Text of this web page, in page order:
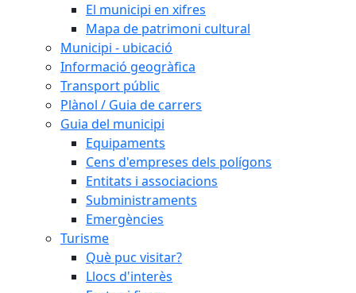
El municipi en xifres
Mapa de patrimoni cultural
Municipi - ubicació
Informació geogràfica
Transport públic
Plànol / Guia de carrers
Guia del municipi
Equipaments
Cens d'empreses dels polígons
Entitats i associacions
Subministraments
Emergències
Turisme
Què puc visitar?
Llocs d'interès